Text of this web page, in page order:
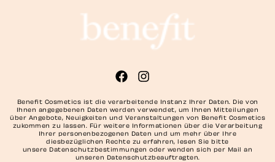
Benefit Cosmetics ist die verarbeitende Instanz Ihrer Daten. Die von
Ihnen angegebenen Daten werden verwendet, um Ihnen Mitteilungen
über Angebote, Neuigkeiten und Veranstaltungen von Benefit Cosmetics
zukommen zu lassen. Für weitere Informationen über die Verarbeitung
Ihrer personenbezogenen Daten und um mehr über Ihre
diesbezüglichen Rechte zu erfahren, lesen Sie bitte
unsere Datenschutzbestimmungen oder wenden sich per Mail an
unseren Datenschutzbeauftragten.